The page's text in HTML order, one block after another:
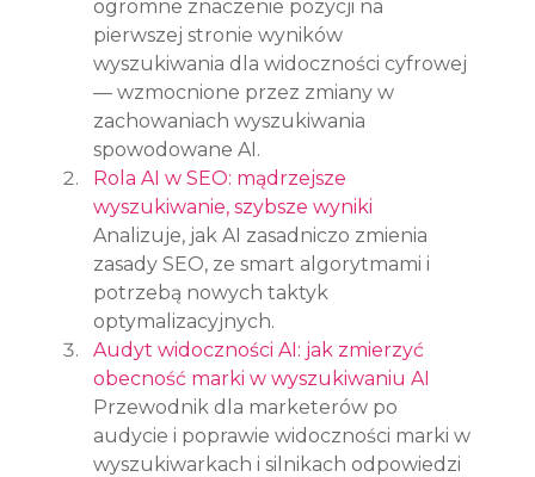
ogromne znaczenie pozycji na
pierwszej stronie wyników
wyszukiwania dla widoczności cyfrowej
— wzmocnione przez zmiany w
zachowaniach wyszukiwania
spowodowane AI.
Rola AI w SEO: mądrzejsze
wyszukiwanie, szybsze wyniki
Analizuje, jak AI zasadniczo zmienia
zasady SEO, ze smart algorytmami i
potrzebą nowych taktyk
optymalizacyjnych.
Audyt widoczności AI: jak zmierzyć
obecność marki w wyszukiwaniu AI
Przewodnik dla marketerów po
audycie i poprawie widoczności marki w
wyszukiwarkach i silnikach odpowiedzi